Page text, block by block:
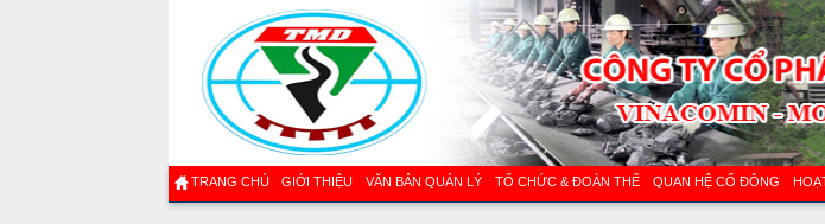
TRANG CHỦ GIỚI THIỆU VĂN BẢN QUẢN LÝ TỔ CHỨC & ĐOÀN THỂ QUAN HỆ CỔ ĐÔNG